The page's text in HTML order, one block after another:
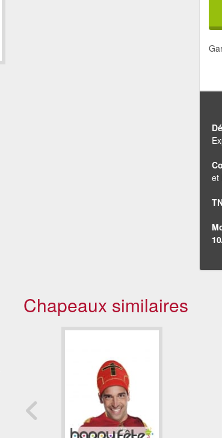
et
Chapeaux similaires